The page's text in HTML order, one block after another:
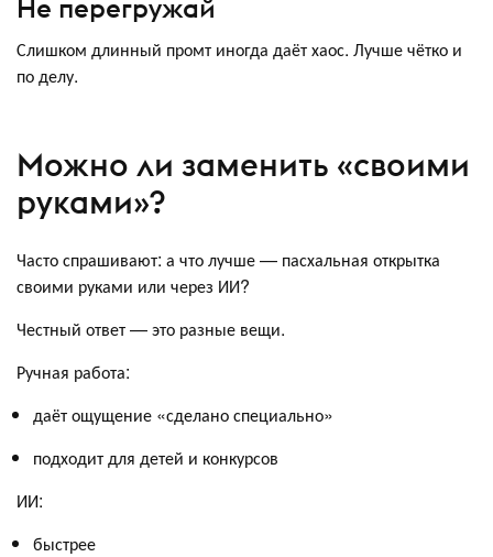
Не перегружай
Слишком длинный промт иногда даёт хаос. Лучше чётко и
по делу.
Можно ли заменить «своими
руками»?
Часто спрашивают: а что лучше — пасхальная открытка
своими руками или через ИИ?
Честный ответ — это разные вещи.
Ручная работа:
даёт ощущение «сделано специально»
подходит для детей и конкурсов
ИИ:
быстрее